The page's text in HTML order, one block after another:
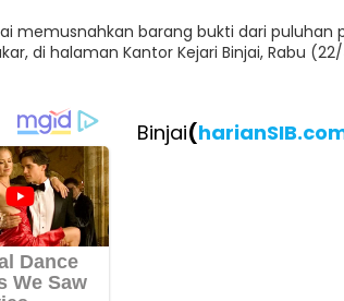
memusnahkan barang bukti dari
di halaman Kantor Kejari Binjai, Rabu
Binjai(